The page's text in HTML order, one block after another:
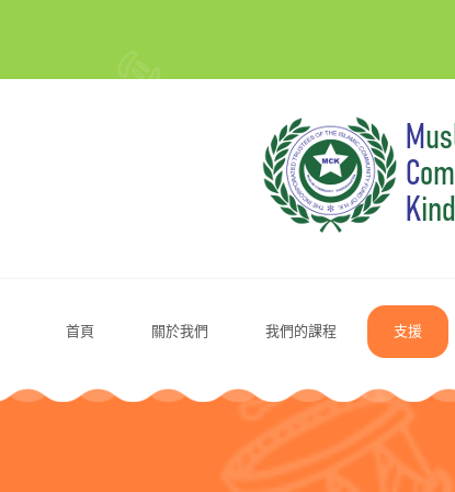
首頁 關於我們 我們的課程 支援